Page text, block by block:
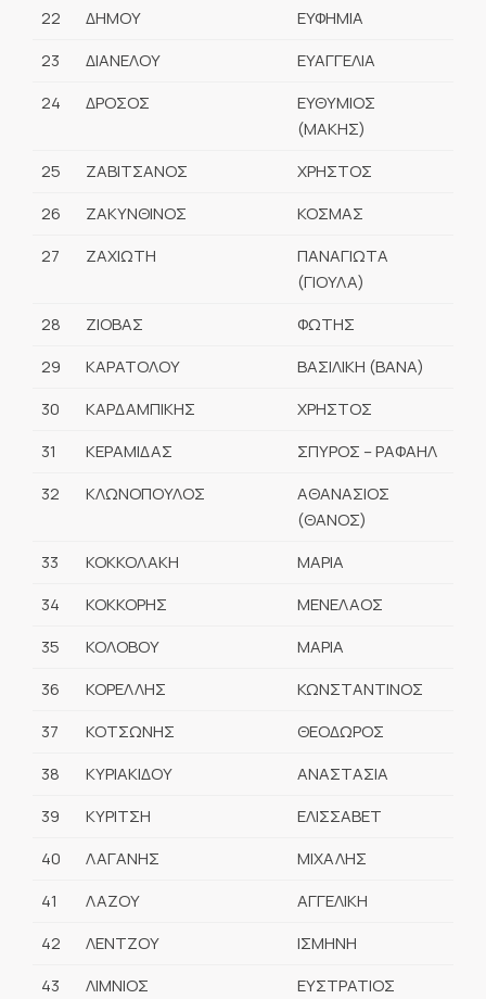
22
ΔΗΜΟΥ
ΕΥΦΗΜΙΑ
23
ΔΙΑΝΕΛΟΥ
ΕΥΑΓΓΕΛΙΑ
24
ΔΡΟΣΟΣ
ΕΥΘΥΜΙΟΣ
(ΜΑΚΗΣ)
25
ΖΑΒΙΤΣΑΝΟΣ
ΧΡΗΣΤΟΣ
26
ΖΑΚΥΝΘΙΝΟΣ
ΚΟΣΜΑΣ
27
ΖΑΧΙΩΤΗ
ΠΑΝΑΓΙΩΤΑ
(ΓΙΟΥΛΑ)
28
ΖΙΟΒΑΣ
ΦΩΤΗΣ
29
ΚΑΡΑΤΟΛΟΥ
ΒΑΣΙΛΙΚΗ (ΒΑΝΑ)
30
ΚΑΡΔΑΜΠΙΚΗΣ
ΧΡΗΣΤΟΣ
31
ΚΕΡΑΜΙΔΑΣ
ΣΠΥΡΟΣ – ΡΑΦΑΗΛ
32
ΚΛΩΝΟΠΟΥΛΟΣ
ΑΘΑΝΑΣΙΟΣ
(ΘΑΝΟΣ)
33
ΚΟΚΚΟΛΑΚΗ
ΜΑΡΙΑ
34
ΚΟΚΚΟΡΗΣ
ΜΕΝΕΛΑΟΣ
35
ΚΟΛΟΒΟΥ
ΜΑΡΙΑ
36
ΚΟΡΕΛΛΗΣ
ΚΩΝΣΤΑΝΤΙΝΟΣ
37
ΚΟΤΣΩΝΗΣ
ΘΕΟΔΩΡΟΣ
38
ΚΥΡΙΑΚΙΔΟΥ
ΑΝΑΣΤΑΣΙΑ
39
ΚΥΡΙΤΣΗ
ΕΛΙΣΣΑΒΕΤ
40
ΛΑΓΑΝΗΣ
ΜΙΧΑΛΗΣ
41
ΛΑΖΟΥ
ΑΓΓΕΛΙΚΗ
42
ΛΕΝΤΖΟΥ
ΙΣΜΗΝΗ
43
ΛΙΜΝΙΟΣ
ΕΥΣΤΡΑΤΙΟΣ